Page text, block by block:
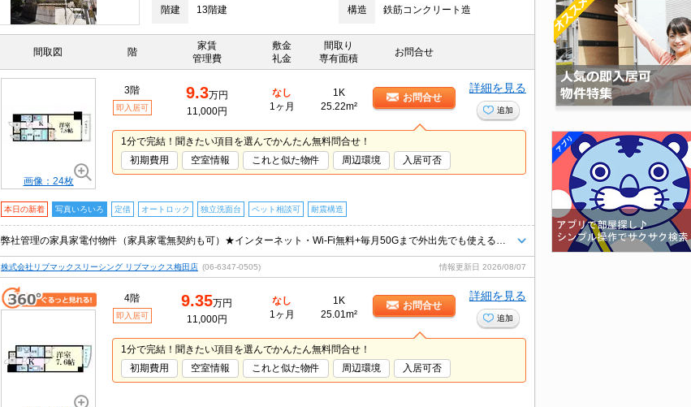
階建 13階建 構造 鉄筋コンクリート造
間取図 階
家賃
管理費
敷金
礼金
間取り
専有面積
お問合せ
画像：24枚
3階
即入居可
9.3万円
11,000円
なし
1ヶ月
1K
25.22m²
お問合せ
詳細を見る
追加
1分で完結！聞きたい項目を選んでかんたん無料問合せ！
初期費用
空室情報 これと似た物件 周辺環境 入居可否
本日の新着 写真いろいろ 定借 オートロック 独立洗面台 ペット相談可 耐震構造
株式会社リブマックスリーシング リブマックス梅田店 (06-6347-0505) 情報更新日 2026/08/07
4階
即入居可
9.35万円
11,000円
なし
1ヶ月
1K
25.01m²
お問合せ
詳細を見る
追加
1分で完結！聞きたい項目を選んでかんたん無料問合せ！
初期費用
空室情報 これと似た物件 周辺環境 入居可否